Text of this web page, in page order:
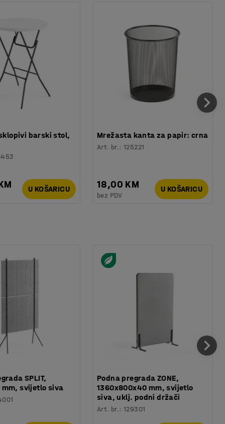
barski stol,
U KOŠARICU
Mrežasta kanta za papir: crna
Art. br.:125221
18,00 KM
bez PDV
U KOŠARICU
SPLIT,
mm, svijetlo siva
Podna pregrada ZONE,
1360x800x40 mm, svijetlo
siva, uklj. podni držači
Art. br.:129301